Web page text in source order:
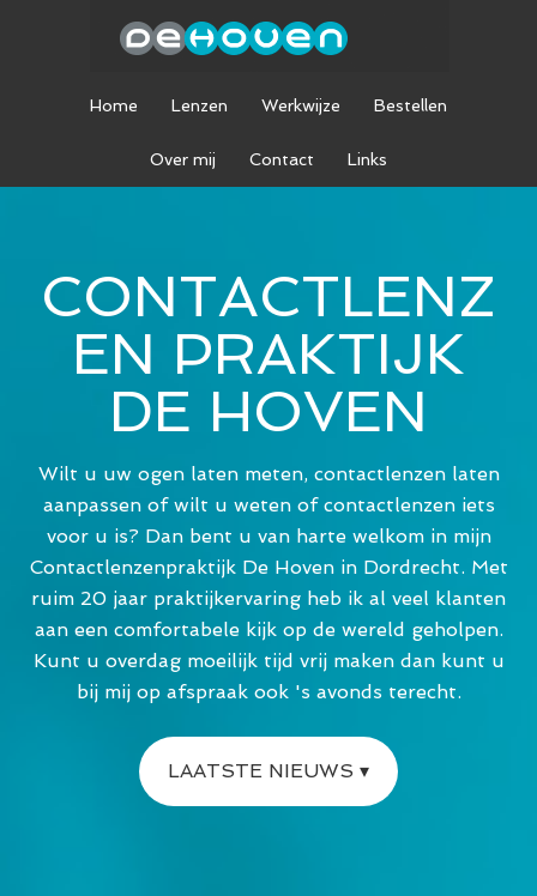
Home Lenzen Werkwijze Bestellen
Over mij Contact Links
CONTACTLENZ
EN PRAKTIJK
DE HOVEN
Wilt u uw ogen laten meten, contactlenzen laten
aanpassen of wilt u weten of contactlenzen iets
voor u is? Dan bent u van harte welkom in mijn
Contactlenzenpraktijk De Hoven in Dordrecht. Met
ruim 20 jaar praktijkervaring heb ik al veel klanten
aan een comfortabele kijk op de wereld geholpen.
Kunt u overdag moeilijk tijd vrij maken dan kunt u
bij mij op afspraak ook 's avonds terecht.
LAATSTE NIEUWS ▾